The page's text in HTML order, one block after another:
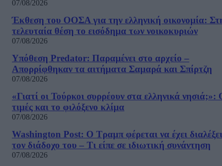
07/08/2026
Έκθεση του ΟΟΣΑ για την ελληνική οικονομία:
τελευταία θέση το εισόδημα των νοικοκυριών
07/08/2026
Υπόθεση Predator: Παραμένει στο αρχείο –
Απορρίφθηκαν τα αιτήματα Σαμαρά και Σπίρτζη
07/08/2026
«Γιατί οι Τούρκοι συρρέουν στα ελληνικά νησιά;»:
τιμές και το φιλόξενο κλίμα
07/08/2026
Washington Post: Ο Τραμπ φέρεται να έχει διαλέξει
τον διάδοχο του – Τι είπε σε ιδιωτική συνάντηση
07/08/2026